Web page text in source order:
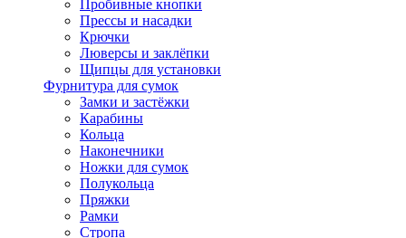
Пробивные кнопки
Прессы и насадки
Крючки
Люверсы и заклёпки
Щипцы для установки
Фурнитура для сумок
Замки и застёжки
Карабины
Кольца
Наконечники
Ножки для сумок
Полукольца
Пряжки
Рамки
Стропа